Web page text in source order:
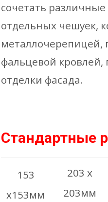
сочетать
отдельных чешуек,
металлочерепицей,
фальцевой кровлей,
отделки фасада.
Стандартные
153
х153мм
203 х
203мм